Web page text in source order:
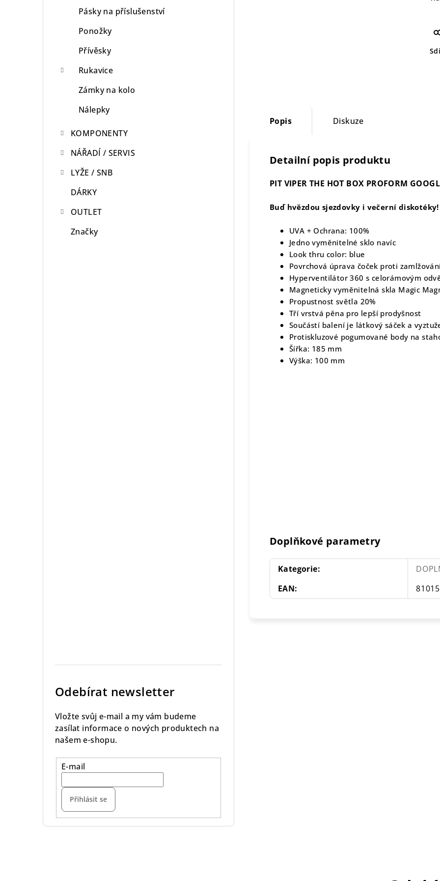
Pásky na příslušenství
Ponožky
Přívěsky
Rukavice
Zámky na kolo
Nálepky
KOMPONENTY
NÁŘADÍ / SERVIS
LYŽE / SNB
DÁRKY
OUTLET
Značky
Odebírat newsletter
Vložte svůj e-mail a my vám budeme
zasílat informace o nových produktech na
našem e-shopu.
E-mail
Přihlásit se
Popis Diskuze
Detailní popis produktu
PIT VIPER THE HOT BOX PROFORM
Buď hvězdou sjezdovky i večerní diskotéky!
UVA + Ochrana: 100%
Jedno vyměnitelné sklo navíc
Look thru color: blue
Povrchová úprava čoček proti
Hyperventilátor 360 s celorámovým
Magneticky vyměnitelná skla Magic
Propustnost světla 20%
Tří vrstvá pěna pro lepší prodyšnost
Součástí balení je látkový sáček a
Protiskluzové pogumované body na
Šířka: 185 mm
Výška: 100 mm
Doplňkové parametry
Kategorie:
EAN: